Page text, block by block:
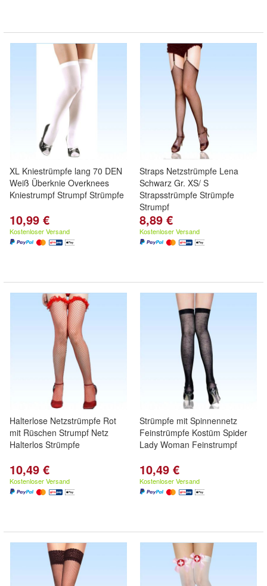
XL Kniestrümpfe lang 70 DEN
Weiß Überknie Overknees
Kniestrumpf Strumpf Strümpfe
10,99 €
Kostenloser Versand
Straps Netzstrümpfe Lena
Schwarz Gr. XS/ S
Strapsstrümpfe Strümpfe
Strumpf
8,89 €
Kostenloser Versand
Halterlose Netzstrümpfe Rot
mit Rüschen Strumpf Netz
Halterlos Strümpfe
10,49 €
Kostenloser Versand
Strümpfe mit Spinnennetz
Feinstrümpfe Kostüm Spider
Lady Woman Feinstrumpf
10,49 €
Kostenloser Versand